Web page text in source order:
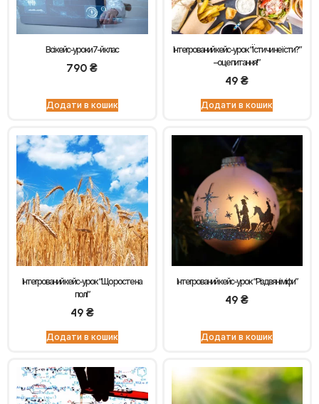
Всі кейс-уроки 7-й клас
790₴
Додати в кошик
Інтегрований кейс-урок “Їсти чи не їсти?”
– оце питання!”
49₴
Додати в кошик
Інтегрований кейс-урок “Що росте на
полі”
49 ₴
Додати в кошик
Інтегрований кейс-урок “Різдвяні міфи”
49₴
Додати в кошик